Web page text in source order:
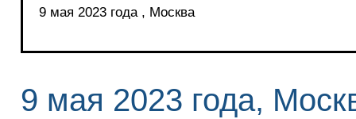
9 мая 2023 года , Москва
9 мая 2023 года,